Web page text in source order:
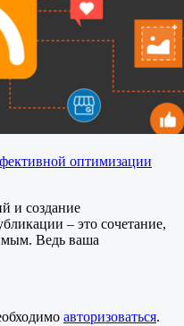
оптимизации
и создание
– это сочетание,
Ведь ваша
авторизоваться.